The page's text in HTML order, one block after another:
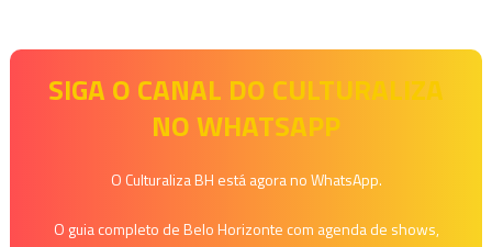
SIGA O CANAL DO CULTURALIZA
NO WHATSAPP
O Culturaliza BH está agora no WhatsApp.
O guia completo de Belo Horizonte com agenda de shows,